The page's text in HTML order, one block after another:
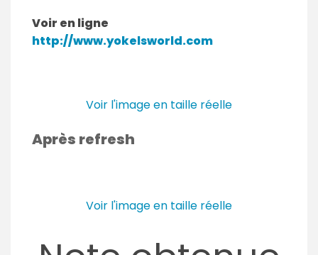
Voir en ligne
http://www.yokelsworld.com
Voir l'image en taille réelle
Après refresh
Voir l'image en taille réelle